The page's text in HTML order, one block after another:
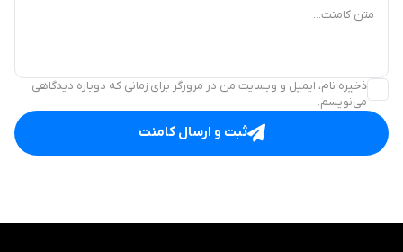
متن کامنت...
ذخیره نام، ایمیل و وبسایت من در مرورگر برای زمانی که دوباره دیدگاهی
می‌نویسم.
ثبت و ارسال کامنت